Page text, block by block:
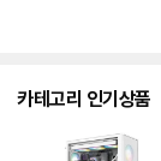
카테고리 인기상품